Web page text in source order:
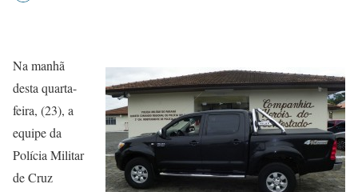
Na manhã
desta quarta-
feira, (23), a
equipe da
Polícia Militar
de Cruz